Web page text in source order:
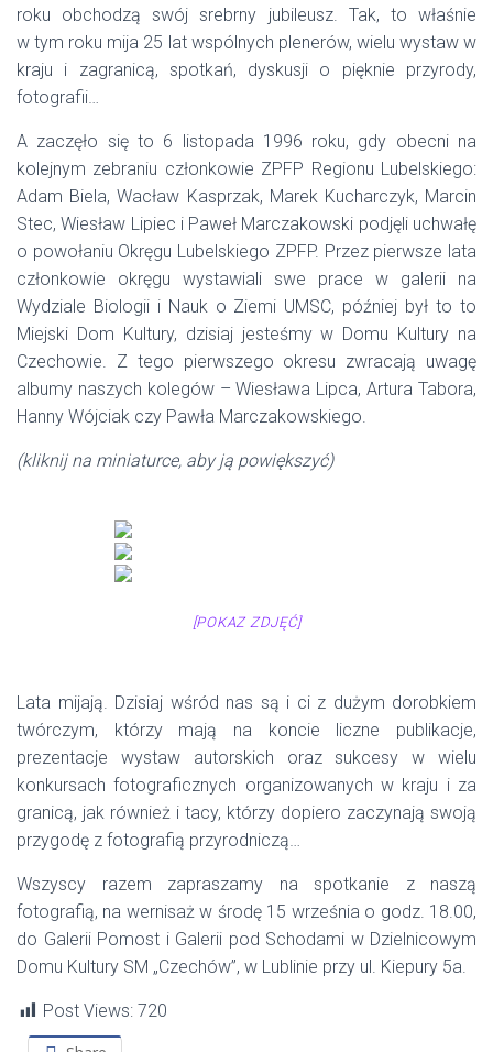
roku obchodzą swój srebrny jubileusz. Tak, to właśnie
w tym roku mija 25 lat wspólnych plenerów, wielu wystaw w
kraju i zagranicą, spotkań, dyskusji o pięknie przyrody,
fotografii…
A zaczęło się to 6 listopada 1996 roku, gdy obecni na
kolejnym zebraniu członkowie ZPFP Regionu Lubelskiego:
Adam Biela, Wacław Kasprzak, Marek Kucharczyk, Marcin
Stec, Wiesław Lipiec i Paweł Marczakowski podjęli uchwałę
o powołaniu Okręgu Lubelskiego ZPFP. Przez pierwsze lata
członkowie okręgu wystawiali swe prace w galerii na
Wydziale Biologii i Nauk o Ziemi UMSC, później był to to
Miejski Dom Kultury, dzisiaj jesteśmy w Domu Kultury na
Czechowie. Z tego pierwszego okresu zwracają uwagę
albumy naszych kolegów – Wiesława Lipca, Artura Tabora,
Hanny Wójciak czy Pawła Marczakowskiego.
(kliknij na miniaturce, aby ją powiększyć)
[POKAZ ZDJĘĆ]
Lata mijają. Dzisiaj wśród nas są i ci z dużym dorobkiem
twórczym, którzy mają na koncie liczne publikacje,
prezentacje wystaw autorskich oraz sukcesy w wielu
konkursach fotograficznych organizowanych w kraju i za
granicą, jak również i tacy, którzy dopiero zaczynają swoją
przygodę z fotografią przyrodniczą…
Wszyscy razem zapraszamy na spotkanie z naszą
fotografią, na wernisaż w środę 15 września o godz. 18.00,
do Galerii Pomost i Galerii pod Schodami w Dzielnicowym
Domu Kultury SM „Czechów”, w Lublinie przy ul. Kiepury 5a.
Post Views: 720